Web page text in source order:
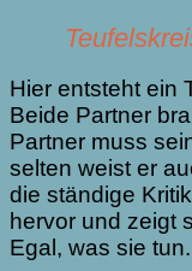
Hier entsteht ein
Beide Partner
Partner muss
selten weist er
die ständige
hervor und zeigt
Egal, was sie tun.